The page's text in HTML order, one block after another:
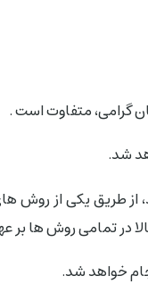
متفاوت است .
شد.
از طریق یکی از روش
در تمامی روش ها بر
خواهد شد.